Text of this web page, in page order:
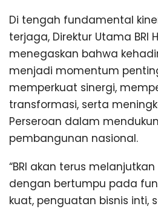
Di tengah fundamental
terjaga, Direktur Utama BRI
menegaskan bahwa
menjadi momentum
memperkuat sinergi,
transformasi, serta
Perseroan dalam
pembangunan nasional.
“BRI akan terus
dengan bertumpu pada
kuat, penguatan bisnis inti,